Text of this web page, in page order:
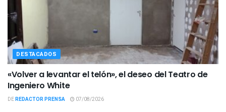
DESTACADOS
«Volver a levantar el telón», el deseo del Teatro de
Ingeniero White
DEREDACTOR PRENSA 07/08/2026